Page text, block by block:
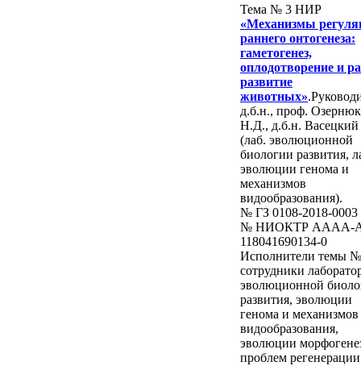
Тема № 3 НИР
«Механизмы
раннего онтогенеза:
гаметогенез,
оплодотворение и
развитие
животных»
д.б.н., проф. Озернюк
Н.Д., д.б.н. Васецкий
(лаб. эволюционной
биологии развития,
эволюции генома и
механизмов
видообразования).
№ ГЗ 0108-2018-0003
№ НИОКТР AAAA-
118041690134-0
Исполнители темы
сотрудники
эволюционной
развития, эволюции
генома и механизмов
видообразования,
эволюции
проблем